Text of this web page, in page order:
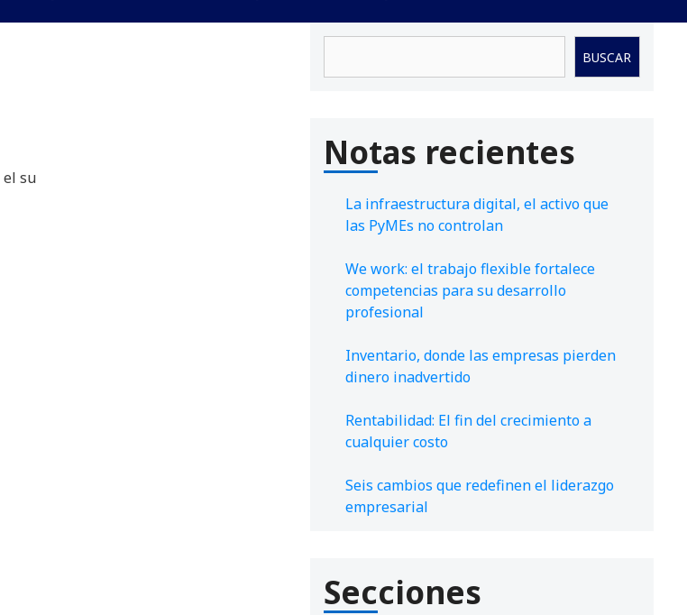
su
BUSCAR
Notas recientes
La infraestructura digital, el activo que
las PyMEs no controlan
We work: el trabajo flexible fortalece
competencias para su desarrollo
profesional
Inventario, donde las empresas pierden
dinero inadvertido
Rentabilidad: El fin del crecimiento a
cualquier costo
Seis cambios que redefinen el liderazgo
empresarial
Secciones